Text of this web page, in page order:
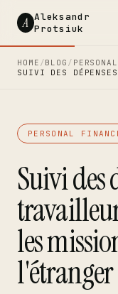
A Aleksandr
Protsiuk
HOME /BLOG /
SUIVI DES
PERSONAL
Suivi des
les
l'étranger